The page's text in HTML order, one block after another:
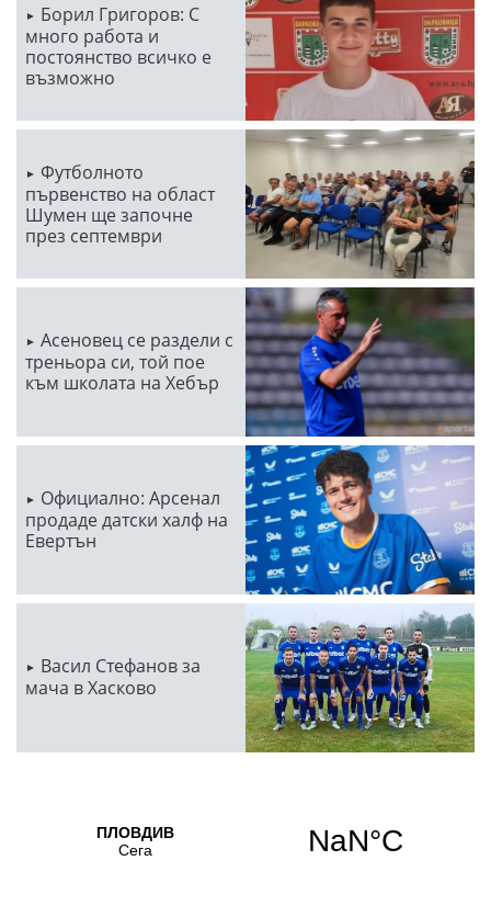
Борил Григоров: С
много работа и
постоянство всичко е
възможно
Футболното
първенство на област
Шумен ще започне
през септември
Асеновец се раздели с
треньора си, той пое
към школата на Хебър
Официално: Арсенал
продаде датски халф на
Евертън
Васил Стефанов за
мача в Хасково